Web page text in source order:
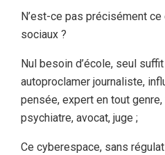
N’est-ce pas précisément
sociaux ?
Nul besoin d’école, seul
autoproclamer journaliste,
pensée, expert en tout
psychiatre, avocat, juge ;
Ce cyberespace, sans